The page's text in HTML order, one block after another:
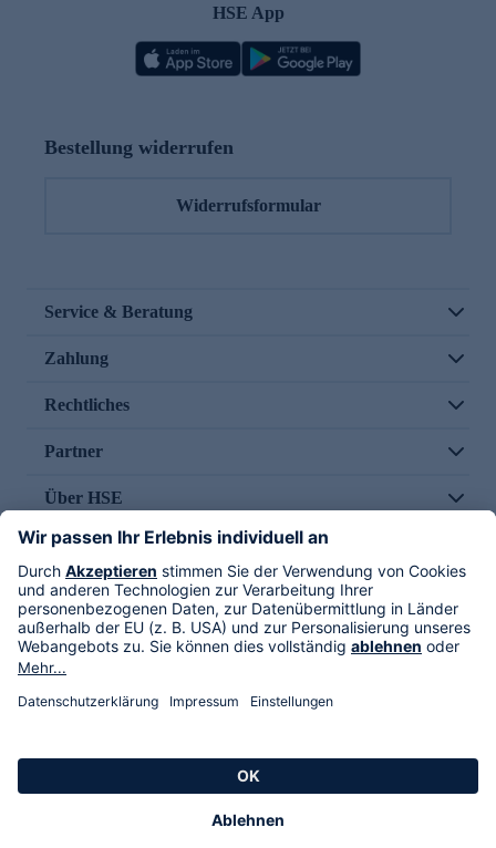
HSE App
Bestellung widerrufen
Widerrufsformular
Service & Beratung
Zahlung
Rechtliches
Partner
Über HSE
Im TV
HSE International